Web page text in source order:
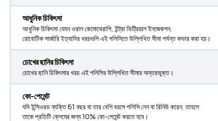
আধুনিক চিকিৎসা
আধুনিক চিকিৎসা যেমন ওরাল কেমোথেরাপি, ইন্ট্রা ভিট্রিয়াল ইনজেকশন,
রোবোটিক সার্জারি ইত্যাদির খরচগুলি এই পলিসিতে উল্লিখিত সীমা পর্যন্ত কভার করা হয়।
চোখের ছানির চিকিৎসা
চোখের ছানি চিকিৎসার খরচ এই পলিসির উল্লিখিত সীমার অন্তরভুক্ত।
কো-পেমেন্ট
যদি ইন্সিওরড ব্যক্তি 61 বছর বা তার বেশি বয়সে পলিসি নেন বা রিনিউ করেন, তাহলে
তাকে প্রতিটি ক্লেমের জন্য 10% কো-পেমেন্ট করতে হবে।